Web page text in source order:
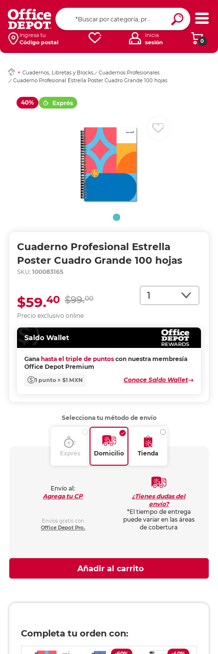
Ingresa tu
Código postal
0
Inicia
sesión
Cuadernos, Libretas y Blocks
Cuadernos Profesionales
Cuaderno Profesional Estrella Poster Cuadro Grande 100 hojas
40%
Cuaderno Profesional Estrella
Poster Cuadro Grande 100 hojas
SKU: 100083165
Cantidad
Precio exclusivo online
$99.00
$59.40
Saldo Wallet
Gana hasta el triple de puntos con nuestra membresía
Office Depot Premium
1 punto = $1 MXN Conoce Saldo Wallet
Ingresar Codigo
Selecciona tu método de envío
Exprés Domicilio Tienda
Envío al:
Agrega tu CP
Envíos gratis con
Office Depot Pro.
¿Tienes dudas del
envío?
*El tiempo de entrega
puede variar en las áreas
de cobertura
Añadir al carrito
Completa tu orden con: